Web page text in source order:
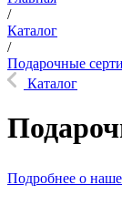
/
Каталог
/
Подарочные
Каталог
Подробнее о